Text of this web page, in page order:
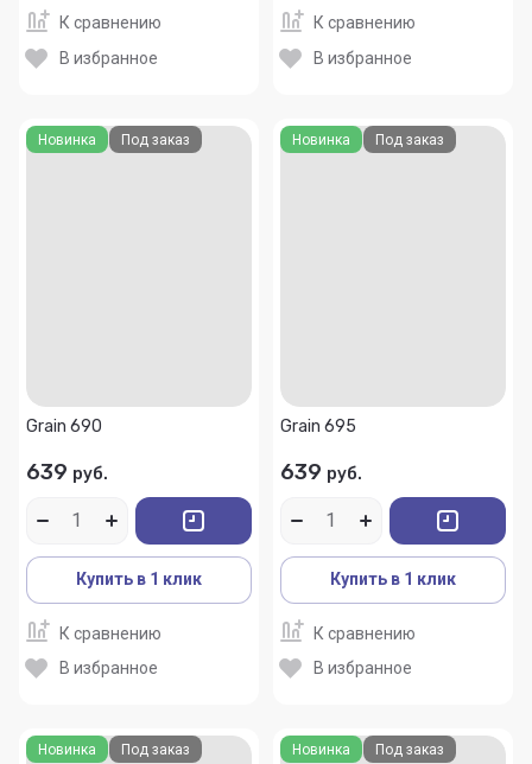
К сравнению
В избранное
К сравнению
В избранное
Новинка Под заказ
Grain 690
639 руб.
Купить в 1 клик
К сравнению
В избранное
Новинка Под заказ
Grain 695
639 руб.
Купить в 1 клик
К сравнению
В избранное
Новинка Под заказ Новинка Под заказ